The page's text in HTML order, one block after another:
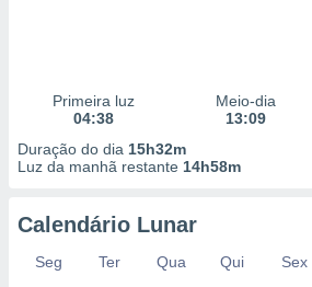
Primeira luz
04:38
Meio-dia
13:09
Duração do dia 15h32m
Luz da manhã restante 14h58m
Calendário Lunar
Seg Ter Qua Qui Sex